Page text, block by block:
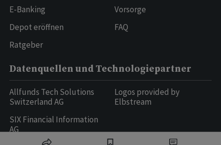
E-Banking
Depot eröffnen
Ratgeber
Vorsorge
FAQ
Datenquellen und Technologiepartner
Allfunds Tech Solutions
Switzerland AG
SIX Financial Information
AG
Logos provided by
Elbstream